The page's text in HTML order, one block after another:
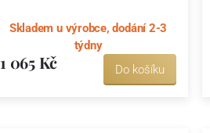
Skladem u výrobce, dodání 2-3
týdny
1 065 Kč Do košíku